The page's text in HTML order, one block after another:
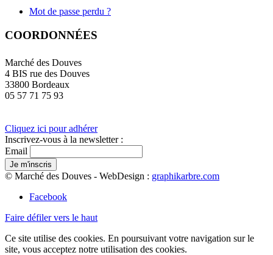
Mot de passe perdu ?
COORDONNÉES
Marché des Douves
4 BIS rue des Douves
33800 Bordeaux
05 57 71 75 93
Cliquez ici pour adhérer
Inscrivez-vous à la newsletter :
Email
© Marché des Douves - WebDesign : graphikarbre.com
Facebook
Faire défiler vers le haut
Ce site utilise des cookies. En poursuivant votre navigation sur le
site, vous acceptez notre utilisation des cookies.